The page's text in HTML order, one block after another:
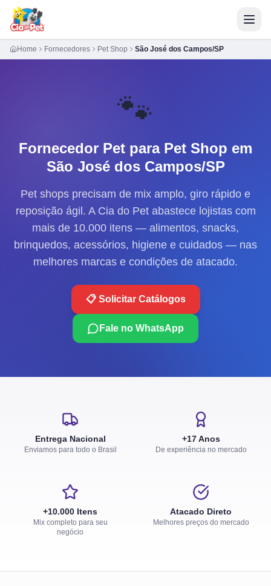
Home Fornecedores Pet Shop São José dos Campos/SP
🐾
Fornecedor Pet para Pet Shop em
São José dos Campos/SP
Pet shops precisam de mix amplo, giro rápido e
reposição ágil. A Cia do Pet abastece lojistas com
mais de 10.000 itens — alimentos, snacks,
brinquedos, acessórios, higiene e cuidados — nas
melhores marcas e condições de atacado.
📋 Solicitar Catálogos
Fale no WhatsApp
Entrega Nacional
Enviamos para todo o Brasil
+17 Anos
De experiência no mercado
+10.000 Itens
Mix completo para seu
negócio
Atacado Direto
Melhores preços do mercado